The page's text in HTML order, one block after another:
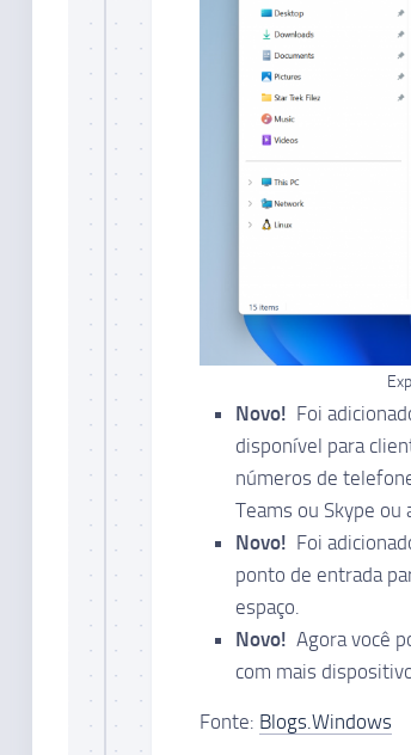
Novo! Foi
disponível para
números de
Teams ou Skype ou
Novo! Foi
ponto de entrada
espaço.
Novo! Agora você
com mais
Fonte: Blogs.Windows